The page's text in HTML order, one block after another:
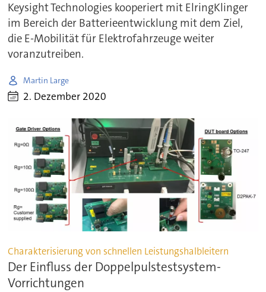
Keysight Technologies kooperiert mit ElringKlinger
im Bereich der Batterieentwicklung mit dem Ziel,
die E-Mobilität für Elektrofahrzeuge weiter
voranzutreiben.
Martin Large
2. Dezember 2020
Charakterisierung von schnellen Leistungshalbleitern
Der Einfluss der Doppelpulstestsystem-
Vorrichtungen